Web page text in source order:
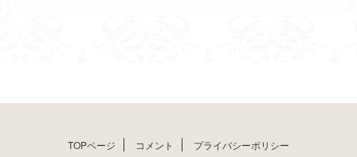
TOPページ コメント プライバシーポリシー